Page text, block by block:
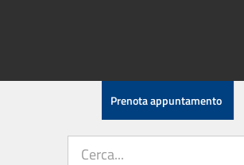
Prenota appuntamento